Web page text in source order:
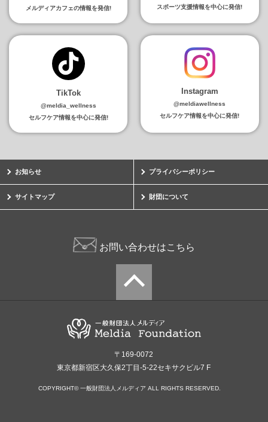
メルディアカフェの情報を発信!
スポーツ支援情報を中心に発信!
TikTok
@meldia_wellness
セルフケア情報を中心に発信!
Instagram
@meldiawellness
セルフケア情報を中心に発信!
お知らせ プライバシーポリシー
サイトマップ 財団について
お問い合わせはこちら
〒169-0072
東京都新宿区大久保2丁目-5-22セキサクビル7 F
COPYRIGHT© 一般財団法人メルディア ALL RIGHTS RESERVED.